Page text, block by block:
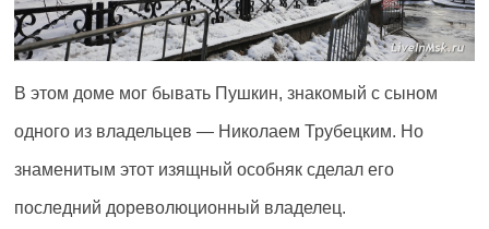
В этом доме мог бывать Пушкин, знакомый с сыном
одного из владельцев — Николаем Трубецким. Но
знаменитым этот изящный особняк сделал его
последний дореволюционный владелец.